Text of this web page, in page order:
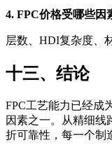
4. FPC价格受哪些因
层数、HDI复杂度、
十三、结论
FPC工艺能力已经成
因素之一。从精细线
折可靠性，每一个制